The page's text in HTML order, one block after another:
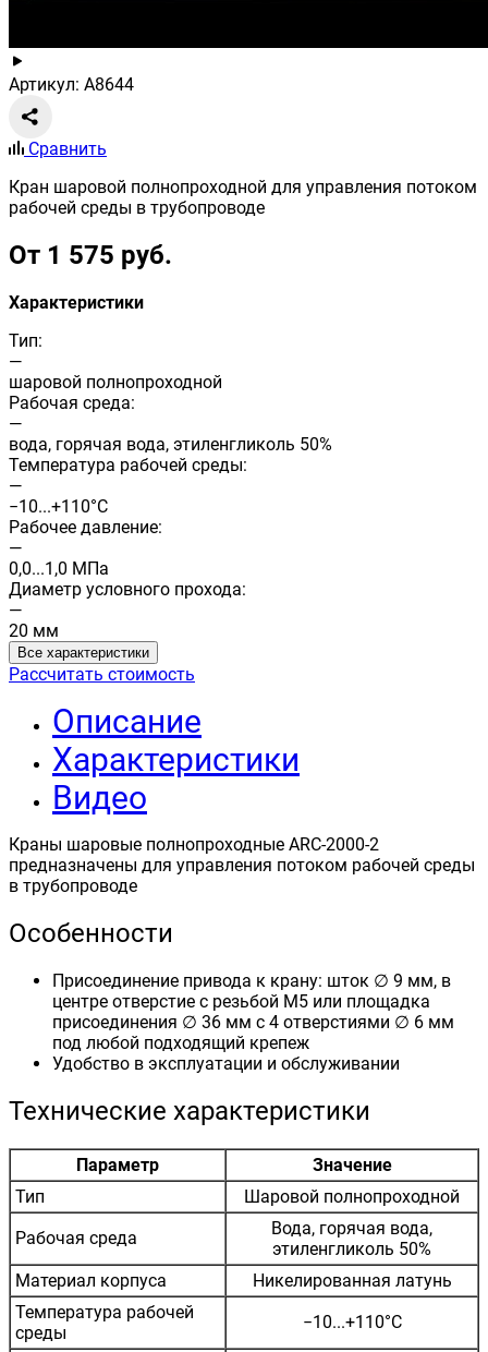
Артикул: A8644
Сравнить
Кран шаровой полнопроходной для управления потоком
рабочей среды в трубопроводе
От 1 575 руб.
Характеристики
Тип:
—
шаровой полнопроходной
Рабочая среда:
—
вода, горячая вода, этиленгликоль 50%
Температура рабочей среды:
—
−10...+110°C
Рабочее давление:
—
0,0...1,0 МПа
Диаметр условного прохода:
—
20 мм
Все характеристики
Рассчитать стоимость
Описание
Характеристики
Видео
Краны шаровые полнопроходные ARC-2000-2
предназначены для управления потоком рабочей среды
в трубопроводе
Особенности
Присоединение привода к крану: шток ∅ 9 мм, в
центре отверстие с резьбой М5 или площадка
присоединения ∅ 36 мм с 4 отверстиями ∅ 6 мм
под любой подходящий крепеж
Удобство в эксплуатации и обслуживании
Технические характеристики
Параметр
Значение
Тип
Шаровой полнопроходной
Рабочая среда
Вода, горячая вода,
этиленгликоль 50%
Материал корпуса
Никелированная латунь
Температура рабочей
среды
−10...+110°С